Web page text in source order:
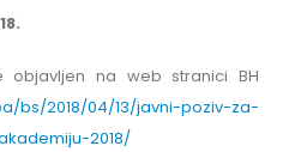
na web stranici BH
bs/2018/04/13/javni-poziv-za-
2018/